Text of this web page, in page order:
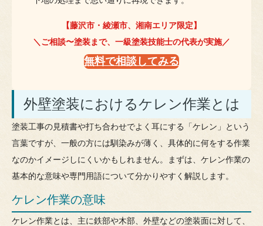
【藤沢市・綾瀬市、湘南エリア限定】
＼ご相談〜塗装まで、一級塗装技能士の代表が実施／
無料で相談してみる
外壁塗装におけるケレン作業とは
塗装工事の見積書や打ち合わせでよく耳にする「ケレン」という
言葉ですが、一般の方には馴染みが薄く、具体的に何をする作業
なのかイメージしにくいかもしれません。まずは、ケレン作業の
基本的な意味や専門用語について分かりやすく解説します。
ケレン作業の意味
ケレン作業とは、主に鉄部や木部、外壁などの塗装面に対して、